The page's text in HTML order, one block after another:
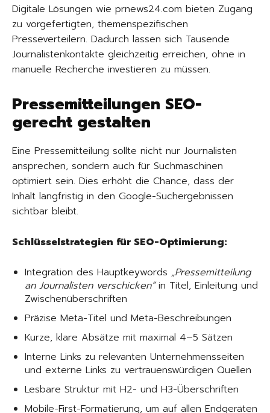
Digitale Lösungen wie prnews24.com bieten Zugang
zu vorgefertigten, themenspezifischen
Presseverteilern. Dadurch lassen sich Tausende
Journalistenkontakte gleichzeitig erreichen, ohne in
manuelle Recherche investieren zu müssen.
Pressemitteilungen SEO-
gerecht gestalten
Eine Pressemitteilung sollte nicht nur Journalisten
ansprechen, sondern auch für Suchmaschinen
optimiert sein. Dies erhöht die Chance, dass der
Inhalt langfristig in den Google-Suchergebnissen
sichtbar bleibt.
Schlüsselstrategien für SEO-Optimierung:
Integration des Hauptkeywords „Pressemitteilung
an Journalisten verschicken“in Titel, Einleitung und
Zwischenüberschriften
Präzise Meta-Titel und Meta-Beschreibungen
Kurze, klare Absätze mit maximal 4–5 Sätzen
Interne Links zu relevanten Unternehmensseiten
und externe Links zu vertrauenswürdigen Quellen
Lesbare Struktur mit H2- und H3-Überschriften
Mobile-First-Formatierung, um auf allen Endgeräten